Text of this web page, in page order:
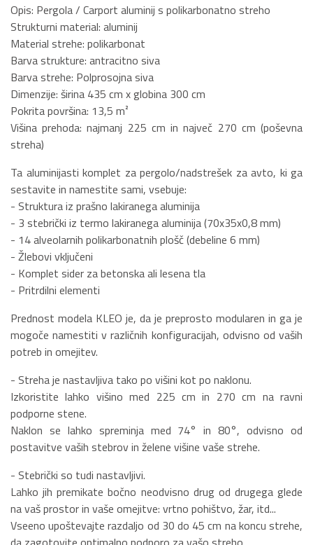
Opis: Pergola / Carport aluminij s polikarbonatno streho
Strukturni material: aluminij
Material strehe: polikarbonat
Barva strukture: antracitno siva
Barva strehe: Polprosojna siva
Dimenzije: širina 435 cm x globina 300 cm
Pokrita površina: 13,5 m²
Višina prehoda: najmanj 225 cm in največ 270 cm (poševna
streha)
Ta aluminijasti komplet za pergolo/nadstrešek za avto, ki ga
sestavite in namestite sami, vsebuje:
- Struktura iz prašno lakiranega aluminija
- 3 stebrički iz termo lakiranega aluminija (70x35x0,8 mm)
- 14 alveolarnih polikarbonatnih plošč (debeline 6 mm)
- Žlebovi vključeni
- Komplet sider za betonska ali lesena tla
- Pritrdilni elementi
Prednost modela KLEO je, da je preprosto modularen in ga je
mogoče namestiti v različnih konfiguracijah, odvisno od vaših
potreb in omejitev.
- Streha je nastavljiva tako po višini kot po naklonu.
Izkoristite lahko višino med 225 cm in 270 cm na ravni
podporne stene.
Naklon se lahko spreminja med 74° in 80°, odvisno od
postavitve vaših stebrov in želene višine vaše strehe.
- Stebrički so tudi nastavljivi.
Lahko jih premikate bočno neodvisno drug od drugega glede
na vaš prostor in vaše omejitve: vrtno pohištvo, žar, itd...
Vseeno upoštevajte razdaljo od 30 do 45 cm na koncu strehe,